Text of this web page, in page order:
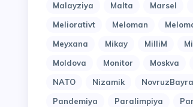
Malayziya
Malta Marsel
Meliorativt
Meloman
Meyxana
Mikay MilliM
Moldova
Monitor Moskva
NATO
Nizamik
Pandemiya
Paralimpiya